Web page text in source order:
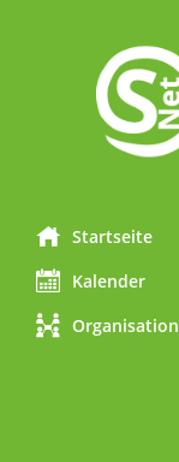
Startseite
Kalender
Organisation